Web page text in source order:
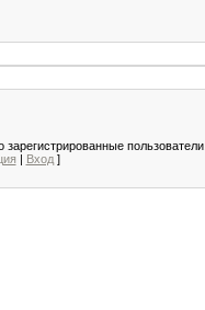
пользователи.
| Вход]